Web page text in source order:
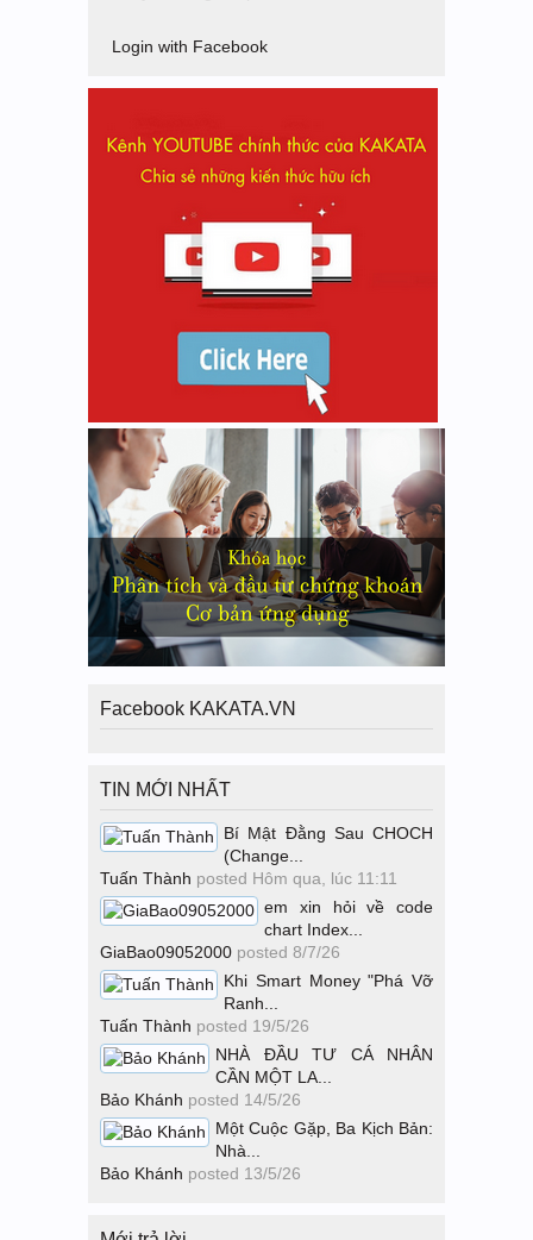
Login with Facebook
Facebook KAKATA.VN
TIN MỚI NHẤT
Bí Mật Đằng Sau CHOCH
(Change...
Tuấn Thành posted Hôm qua, lúc 11:11
em xin hỏi về code
chart Index...
GiaBao09052000 posted 8/7/26
Khi Smart Money "Phá Vỡ
Ranh...
Tuấn Thành posted 19/5/26
NHÀ ĐẦU TƯ CÁ NHÂN
CẦN MỘT LA...
Bảo Khánh posted 14/5/26
Một Cuộc Gặp, Ba Kịch Bản:
Nhà...
Bảo Khánh posted 13/5/26